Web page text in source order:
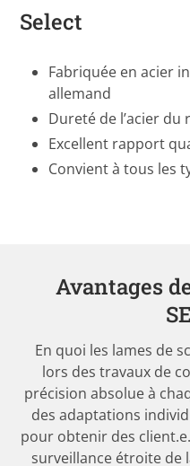
Select
Fabriquée en acier
allemand
Dureté de l’acier du
Excellent rapport
Convient à tous les
Avantages
En quoi les lames de
lors des travaux de
précision absolue à
des adaptations
pour obtenir des
surveillance étroite de